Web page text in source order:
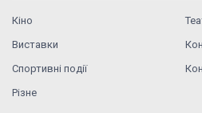
Кіно
Виставки
Спортивні події
Різне